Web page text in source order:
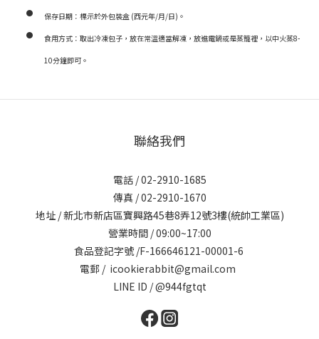
保存日期：標示於外包裝盒 (西元年/月/日)。
食用方式：取出冷凍包子，放在常溫適當解凍，放進電鍋或是蒸籠裡，以中火蒸8-
10分鐘即可。
聯絡我們
電話 / 02-2910-1685
傳真 / 02-2910-1670
地址 / 新北市新店區寶興路45巷8弄12號3樓(統帥工業區)
營業時間 / 09:00~17:00
食品登記字號 /F-166646121-00001-6
電郵 / icookierabbit@gmail.com
LINE ID / @944fgtqt